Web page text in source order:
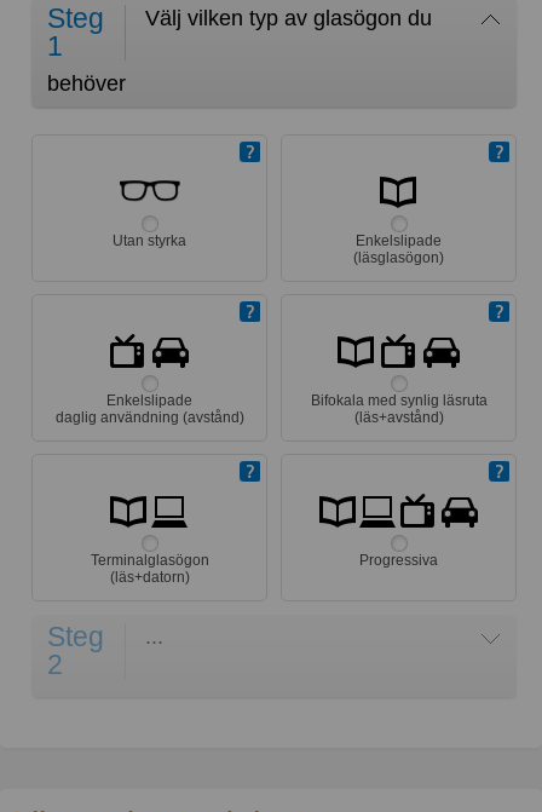
Steg
1
Välj vilken typ av glasögon du
behöver
Utan styrka
Enkelslipade
(läsglasögon)
Enkelslipade
daglig användning (avstånd)
Bifokala med synlig läsruta
(läs+avstånd)
Terminalglasögon
(läs+datorn)
Progressiva
Steg
2
...